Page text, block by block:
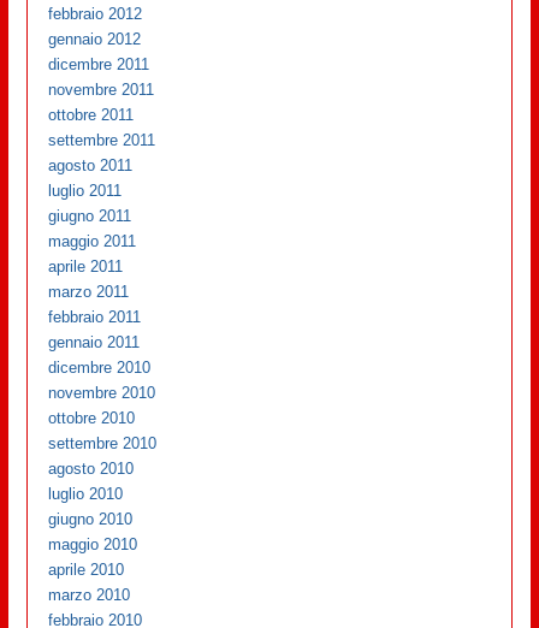
febbraio 2012
gennaio 2012
dicembre 2011
novembre 2011
ottobre 2011
settembre 2011
agosto 2011
luglio 2011
giugno 2011
maggio 2011
aprile 2011
marzo 2011
febbraio 2011
gennaio 2011
dicembre 2010
novembre 2010
ottobre 2010
settembre 2010
agosto 2010
luglio 2010
giugno 2010
maggio 2010
aprile 2010
marzo 2010
febbraio 2010